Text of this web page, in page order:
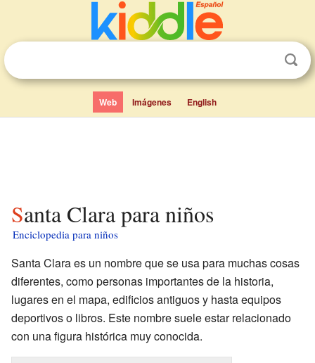
Web Imágenes English
Santa Clara para niños
Enciclopedia para niños
Santa Clara es un nombre que se usa para muchas cosas
diferentes, como personas importantes de la historia,
lugares en el mapa, edificios antiguos y hasta equipos
deportivos o libros. Este nombre suele estar relacionado
con una figura histórica muy conocida.